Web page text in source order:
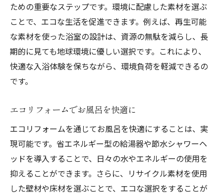
夫
省エネ型お風呂リフォームのメリット
経済的でエコなお風呂リフォームの勧め
お風呂リフォームで効率的なエコ生活
環境に優しいお風呂リフォームの秘策
エコリフォームでお風呂を刷新する方法
お風呂リフォームで持続可能なライフスタ
イル
エコなお風呂リフォームのポイントと手順
ための重要なステップです。環境に配慮した素材を選ぶ
ことで、エコな生活を促進できます。例えば、再生可能
な素材を使った浴室の設計は、資源の無駄を減らし、長
期的に見ても地球環境に優しい選択です。これにより、
快適な入浴体験を保ちながら、環境負荷を軽減できるの
です。
エコリフォームでお風呂を快適に
エコリフォームを通じてお風呂を快適にすることは、実
現可能です。省エネルギー型の給湯器や節水シャワーヘ
ッドを導入することで、日々の水やエネルギーの使用を
抑えることができます。さらに、リサイクル素材を使用
した壁材や床材を選ぶことで、エコな選択をすることが